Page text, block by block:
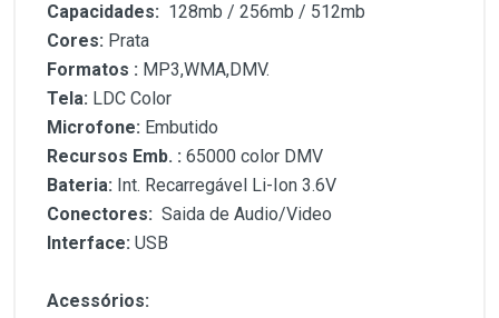
Capacidades: 128mb / 256mb / 512mb
Cores: Prata
Formatos : MP3,WMA,DMV.
Tela: LDC Color
Microfone: Embutido
Recursos Emb. : 65000 color DMV
Bateria: Int. Recarregável Li-Ion 3.6V
Conectores: Saida de Audio/Video
Interface: USB
Acessórios: